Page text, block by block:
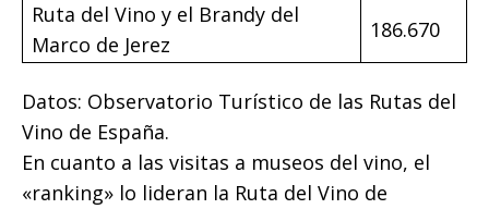
Ruta del Vino y el Brandy del
Marco de Jerez
186.670
Datos: Observatorio Turístico de las Rutas del
Vino de España.
En cuanto a las visitas a museos del vino, el
«ranking» lo lideran la Ruta del Vino de